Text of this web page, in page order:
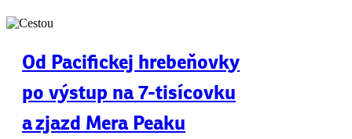
Od Pacifickej hrebeňovky
po výstup na 7-tisícovku
a zjazd Mera Peaku